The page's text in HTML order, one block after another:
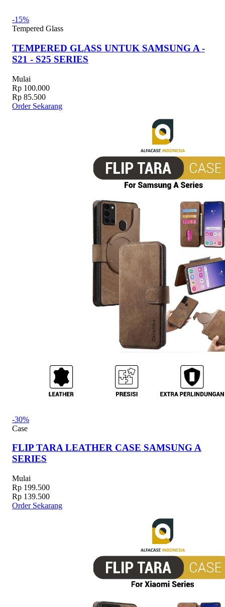
-15%
Tempered Glass
TEMPERED GLASS UNTUK SAMSUNG A -
S21 - S25 SERIES
Mulai
Rp 100.000
Rp 85.500
Order Sekarang
-30%
Case
FLIP TARA LEATHER CASE SAMSUNG A
SERIES
Mulai
Rp 199.500
Rp 139.500
Order Sekarang